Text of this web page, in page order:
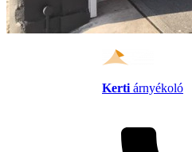
Kerti árnyékoló